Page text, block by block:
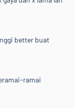
better buat
ramai